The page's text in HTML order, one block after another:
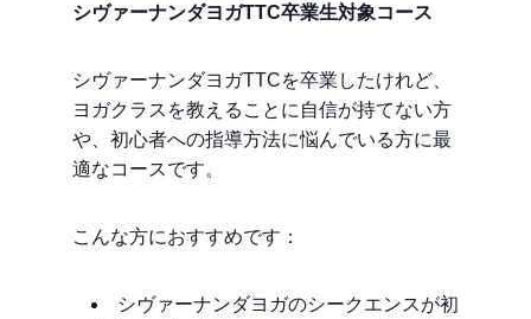
シヴァーナンダヨガTTC卒業生対象コース
シヴァーナンダヨガTTCを卒業したけれど、
ヨガクラスを教えることに自信が持てない方
や、初心者への指導方法に悩んでいる方に最
適なコースです。
こんな方におすすめです：
シヴァーナンダヨガのシークエンスが初